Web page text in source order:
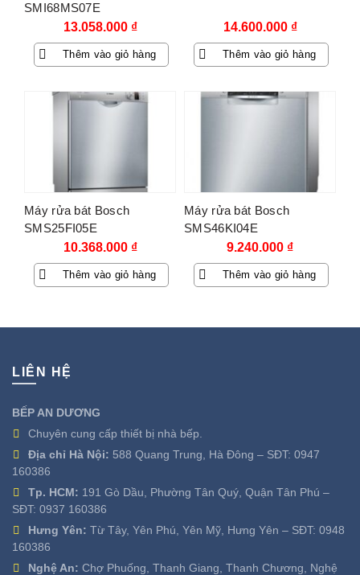
SMI68MS07E
13.058.000 ₫
Thêm vào giỏ hàng
14.600.000 ₫
Thêm vào giỏ hàng
Máy rửa bát Bosch
SMS25FI05E
10.368.000 ₫
Thêm vào giỏ hàng
Máy rửa bát Bosch
SMS46KI04E
9.240.000 ₫
Thêm vào giỏ hàng
LIÊN HỆ
BẾP AN DƯƠNG
Chuyên cung cấp thiết bị nhà bếp.
Địa chỉ Hà Nội: 588 Quang Trung, Hà Đông – SĐT: 0947
160386
Tp. HCM: 191 Gò Dầu, Phường Tân Quý, Quận Tân Phú –
SĐT: 0937 160386
Hưng Yên: Từ Tây, Yên Phú, Yên Mỹ, Hưng Yên – SĐT: 0948
160386
Nghệ An: Chợ Phuống, Thanh Giang, Thanh Chương, Nghệ